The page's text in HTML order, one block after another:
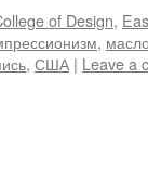
of Design,
,
, США | Leave a